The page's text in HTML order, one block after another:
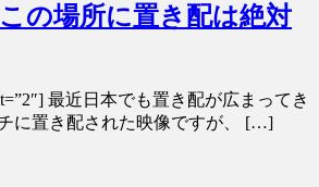
の場所に置き配は絶対
最近日本でも置き配が広まってき
に置き配された映像ですが、 […]